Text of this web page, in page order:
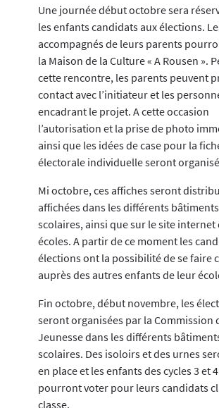
Une journée début octobre sera
les enfants candidats aux élections.
accompagnés de leurs parents
la Maison de la Culture « A Rousen ».
cette rencontre, les parents peuvent
contact avec l’initiateur et les
encadrant le projet. A cette occasion
l’autorisation et la prise de photo
ainsi que les idées de case pour la
électorale individuelle seront
Mi octobre, ces affiches seront
affichées dans les différents bâtiments
scolaires, ainsi que sur le site internet
écoles. A partir de ce moment les
élections ont la possibilité de se faire
auprès des autres enfants de leur
Fin octobre, début novembre, les
seront organisées par la Commission
Jeunesse dans les différents
scolaires. Des isoloirs et des urnes
en place et les enfants des cycles 3 et 4
pourront voter pour leurs candidats
classe.